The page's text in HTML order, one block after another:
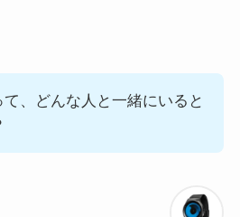
、どんな人と一緒にいると